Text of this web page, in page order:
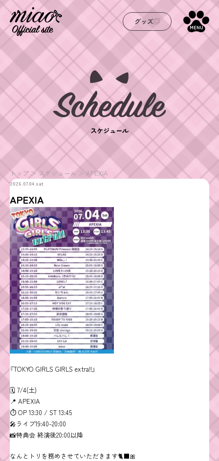
グッズ
MENU
スケジュール
トップ スケジュール APEXIA
2026.07.04.sat
APEXIA
『TOKYO GIRLS GIRLS extra!!』
🗓 7/4(土)
📍 APEXIA
⏱ OP 13:30 / ST 13:45
🎤ライブ19:40-20:00
📸特典会 終演後20:00以降
なんとトリを務めさせていただきます🐈‍⬛🎀